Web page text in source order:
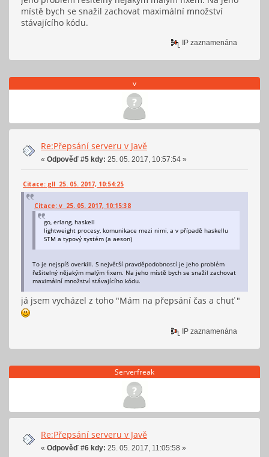
místě bych se snažil zachovat maximální množství
stávajícího kódu.
IP zaznamenána
v
Re:Přepsání serveru v Javě
« Odpověď #5 kdy: 25. 05. 2017, 10:57:54 »
Citace: gll 25. 05. 2017, 10:54:25
Citace: v 25. 05. 2017, 10:15:38
go, erlang, haskell
lightweight procesy, komunikace mezi nimi, a v případě haskellu
STM a typový systém (a aeson)
To je nejspíš overkill. S největší pravděpodobností je jeho problém
řešitelný nějakým malým fixem. Na jeho místě bych se snažil zachovat
maximální množství stávajícího kódu.
já jsem vycházel z toho "Mám na přepsání čas a chuť "
IP zaznamenána
Serverfreak
Re:Přepsání serveru v Javě
« Odpověď #6 kdy: 25. 05. 2017, 11:05:58 »